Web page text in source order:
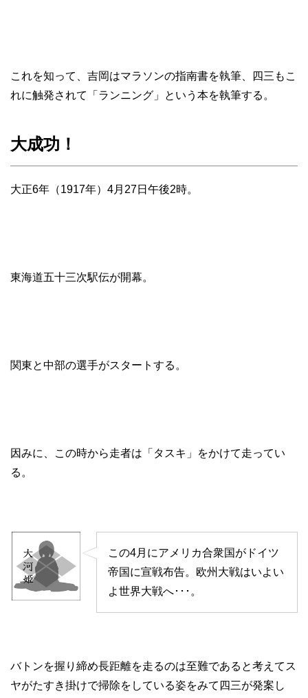
これを知って、吉岡はマラソンの指南書を執筆、四三もこ
れに触発されて「ランニング」という本を執筆する。
大成功！
大正6年（1917年）4月27日午後2時。
東海道五十三次駅伝が開幕。
関東と中部の選手がスタートする。
因みに、この時から走者は「タスキ」をかけて走ってい
る。
この4月にアメリカ合衆国がドイツ
帝国に宣戦布告。欧州大戦はいよい
よ世界大戦へ･･･。
バトンを握り締め長距離を走るのは至難であると考えてス
ヤがたすき掛けで掃除をしている姿をみて四三が発案し